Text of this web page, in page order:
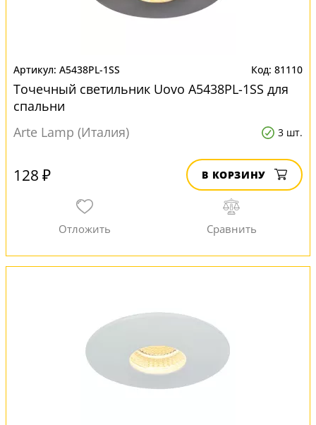
A5438PL-1SS 81110
Точечный светильник Uovo A5438PL-1SS для
спальни
Arte Lamp (Италия)
3 шт.
128 ₽ В КОРЗИНУ